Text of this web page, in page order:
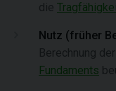
die
Nutz (früher
Berechnung der
Fundaments